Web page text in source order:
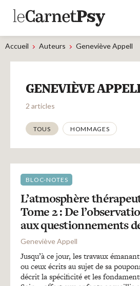
Articles
A la une
Adolescence
Dispositif
Enfance
Périnatalité
Psychanalyse
Psychopathologie
Soin
Dossiers
Blocs-notes
Recherches
Entretiens
Accueil Auteurs Geneviève Appell
GENEVIÈVE
2 articles
Thématiques
TOUS HOMMAGES
BLOC-NOTES
L’atmosphère
Tome 2 : De
aux questionnements
Geneviève Appell
Jusqu’à ce jour, les travaux
ou ceux écrits au sujet de sa
décrit la spécificité et les